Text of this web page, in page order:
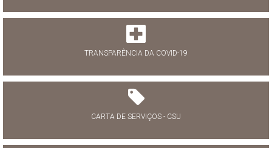
TRANSPARÊNCIA DA COVID-19
CARTA DE SERVIÇOS - CSU